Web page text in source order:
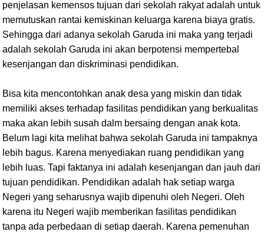
penjelasan kemensos tujuan dari sekolah rakyat adalah untuk
memutuskan rantai kemiskinan keluarga karena biaya gratis.
Sehingga dari adanya sekolah Garuda ini maka yang terjadi
adalah sekolah Garuda ini akan berpotensi mempertebal
kesenjangan dan diskriminasi pendidikan.
Bisa kita mencontohkan anak desa yang miskin dan tidak
memiliki akses terhadap fasilitas pendidikan yang berkualitas
maka akan lebih susah dalm bersaing dengan anak kota.
Belum lagi kita melihat bahwa sekolah Garuda ini tampaknya
lebih bagus. Karena menyediakan ruang pendidikan yang
lebih luas. Tapi faktanya ini adalah kesenjangan dan jauh dari
tujuan pendidikan. Pendidikan adalah hak setiap warga
Negeri yang seharusnya wajib dipenuhi oleh Negeri. Oleh
karena itu Negeri wajib memberikan fasilitas pendidikan
tanpa ada perbedaan di setiap daerah. Karena pemenuhan